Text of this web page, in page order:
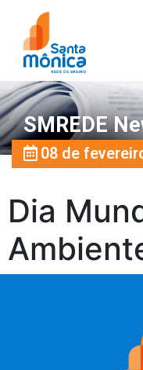
SMREDE
08 de
Dia